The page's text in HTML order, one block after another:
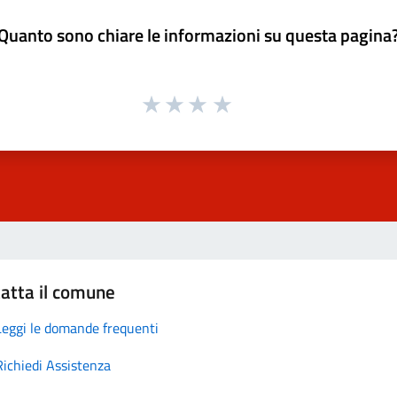
sono chiare le informazioni su questa
il comune
le domande frequenti
Assistenza